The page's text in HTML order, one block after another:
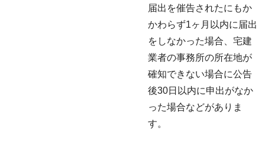
届出を催告されたにもか
かわらず1ヶ月以内に届出
をしなかった場合、宅建
業者の事務所の所在地が
確知できない場合に公告
後30日以内に申出がなか
った場合などがありま
す。